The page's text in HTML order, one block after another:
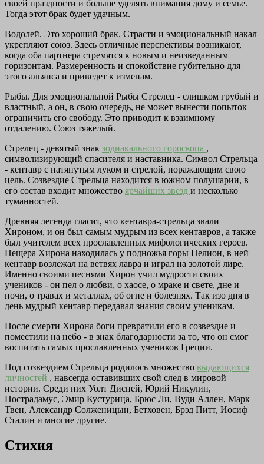
своей праздности и больше уделять внимания дому и семье.
Тогда этот брак будет удачным.
Водолей. Это хороший брак. Страсти и эмоциональный накал
укрепляют союз. Здесь отличные перспективы возникают,
когда оба партнера стремятся к новым и неизведанным
горизонтам. Размеренность и спокойствие губительно для
этого альянса и приведет к изменам.
Рыбы. Для эмоциональной Рыбы Стрелец - слишком грубый и
властный, а он, в свою очередь, не может вынести попыток
ограничить его свободу. Это приводит к взаимному
отдалению. Союз тяжелый.
Стрелец - девятый знак зодиакального гороскопа ,
символизирующий спасителя и наставника. Символ Стрельца
- кентавр с натянутым луком и стрелой, поражающим свою
цель. Созвездие Стрельца находится в южном полушарии, в
его состав входит множество ярчайших звезд и несколько
туманностей.
Древняя легенда гласит, что кентавра-стрельца звали
Хироном, и он был самым мудрым из всех кентавров, а также
был учителем всех прославленных мифологических героев.
Пещера Хирона находилась у подножья горы Пелион, в ней
кентавр возлежал на ветвях лавра и играл на золотой лире.
Именно своими песнями Хирон учил мудрости своих
учеников - он пел о любви, о хаосе, о мраке и свете, дне и
ночи, о травах и металлах, об огне и болезнях. Так изо дня в
день мудрый кентавр передавал знания своим ученикам.
После смерти Хирона боги превратили его в созвездие и
поместили на небо - в знак благодарности за то, что он смог
воспитать самых прославленных учеников Греции.
Под созвездием Стрельца родилось множество выдающихся
личностей , навсегда оставивших свой след в мировой
истории. Среди них Уолт Дисней, Юрий Никулин,
Нострадамус, Эмир Кустурица, Брюс Ли, Вуди Аллен, Марк
Твен, Александр Солженицын, Бетховен, Брэд Питт, Иосиф
Сталин и многие другие.
Стихия